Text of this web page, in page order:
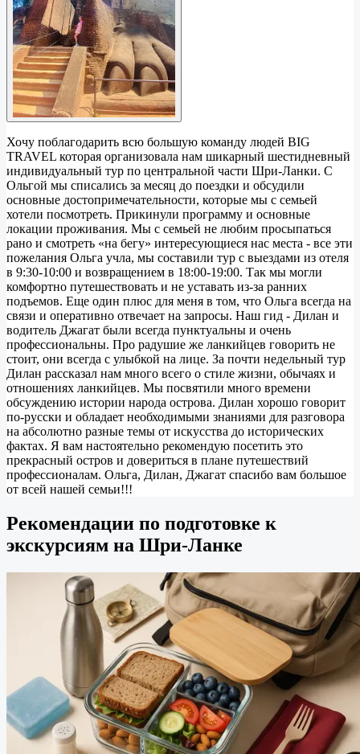
Хочу поблагодарить всю большую команду людей BIG
TRAVEL которая организовала нам шикарный шестидневный
индивидуальный тур по центральной части Шри-Ланки. С
Ольгой мы списались за месяц до поездки и обсудили
основные достопримечательности, которые мы с семьей
хотели посмотреть. Прикинули программу и основные
локации проживания. Мы с семьей не любим просыпаться
рано и смотреть «на бегу» интересующиеся нас места - все эти
пожелания Ольга учла, мы составили тур с выездами из отеля
в 9:30-10:00 и возвращением в 18:00-19:00. Так мы могли
комфортно путешествовать и не уставать из-за ранних
подъемов. Еще один плюс для меня в том, что Ольга всегда на
связи и оперативно отвечает на запросы. Наш гид - Дилан и
водитель Джагат были всегда пунктуальны и очень
профессиональны. Про радушие же ланкийцев говорить не
стоит, они всегда с улыбкой на лице. За почти недельный тур
Дилан рассказал нам много всего о стиле жизни, обычаях и
отношениях ланкийцев. Мы посвятили много времени
обсуждению истории народа острова. Дилан хорошо говорит
по-русски и обладает необходимыми знаниями для разговора
на абсолютно разные темы от искусства до исторических
фактах. Я вам настоятельно рекомендую посетить это
прекрасный остров и довериться в плане путешествий
профессионалам. Ольга, Дилан, Джагат спасибо вам большое
от всей нашей семьи!!!
Рекомендации по подготовке к
экскурсиям на Шри-Ланке